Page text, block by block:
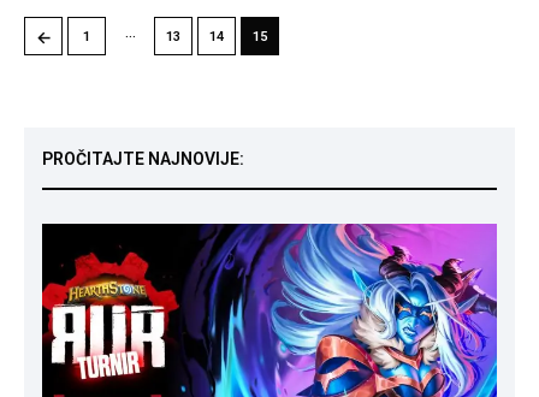
← 1 … 13 14 15
PROČITAJTE NAJNOVIJE: